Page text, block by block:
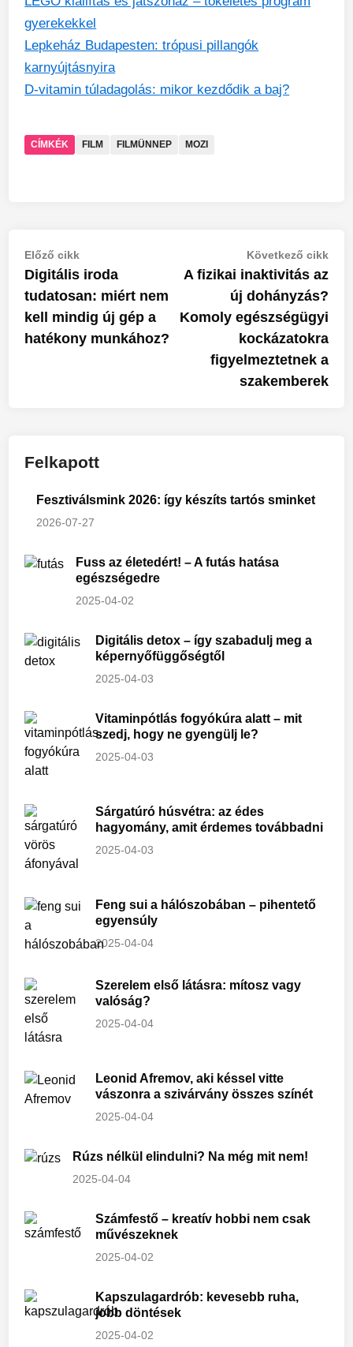
gyerekekkel
Lepkeház Budapesten: trópusi pillangók
karnyújtásnyira
D-vitamin túladagolás: mikor kezdődik a baj?
CÍMKÉK FILM FILMÜNNEP MOZI
Bejegyzés
navigáció
Előző cikkPrevious
article:
Digitális iroda
tudatosan: miért nem
kell mindig új gép a
hatékony munkához?
Következő cikkNext
A fizikai inaktivitás az
új dohányzás?
Komoly egészségügyi
kockázatokra
figyelmeztetnek a
szakemberek
Felkapott
Fesztiválsmink 2026: így készíts tartós sminket
2026-07-27
Fuss az életedért! – A futás hatása
egészségedre
2025-04-02
Digitális detox – így szabadulj meg a
képernyőfüggőségtől
2025-04-03
Vitaminpótlás fogyókúra alatt – mit
szedj, hogy ne gyengülj le?
2025-04-03
Sárgatúró húsvétra: az édes
hagyomány, amit érdemes továbbadni
2025-04-03
Feng sui a hálószobában – pihentető
egyensúly
2025-04-04
Szerelem első látásra: mítosz vagy
valóság?
2025-04-04
Leonid Afremov, aki késsel vitte
vászonra a szivárvány összes színét
2025-04-04
Rúzs nélkül elindulni? Na még mit nem!
2025-04-04
Számfestő – kreatív hobbi nem csak
művészeknek
2025-04-02
Kapszulagardrób: kevesebb ruha,
jobb döntések
2025-04-02